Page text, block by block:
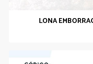
LONA